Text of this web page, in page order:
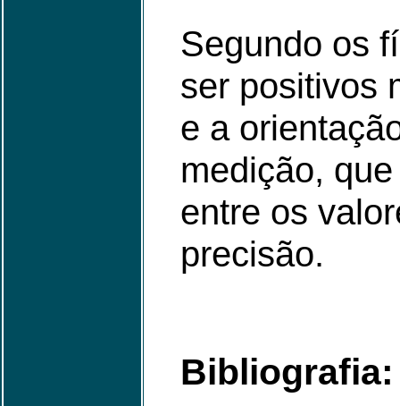
Segundo os
ser positivos
e a
medição,
entre os
precisão.
Bibliografia: